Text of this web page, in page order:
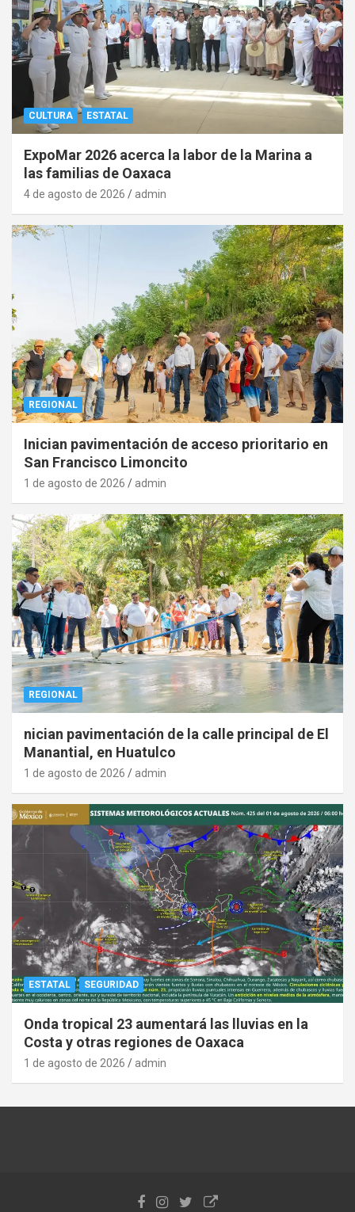
CULTURA ESTATAL
ExpoMar 2026 acerca la labor de la Marina a
las familias de Oaxaca
4 de agosto de 2026 admin
REGIONAL
Inician pavimentación de acceso prioritario en
San Francisco Limoncito
1 de agosto de 2026 admin
REGIONAL
nician pavimentación de la calle principal de El
Manantial, en Huatulco
1 de agosto de 2026 admin
ESTATAL SEGURIDAD
Onda tropical 23 aumentará las lluvias en la
Costa y otras regiones de Oaxaca
1 de agosto de 2026 admin